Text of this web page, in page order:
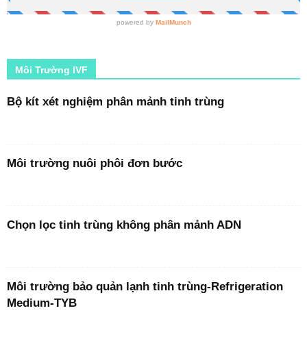
Môi Trường IVF
Bộ kít xét nghiệm phân mảnh tinh trùng
Môi trường nuôi phôi đơn bước
Chọn lọc tinh trùng không phân mảnh ADN
Môi trường bảo quản lạnh tinh trùng-Refrigeration
Medium-TYB